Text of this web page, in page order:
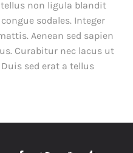
non ligula blandit
sodales. Integer
Aenean sed sapien
Curabitur nec lacus ut
sed erat a tellus